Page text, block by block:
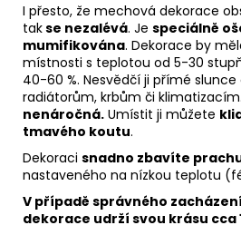
I přesto, že mechová dekorace
takse nezalévá. Je speciálně
mumifikována. Dekorace by
místnosti s teplotou od 5-30
40-60 %. Nesvědčí ji přímé
radiátorům, krbům či
nenáročná. Umístit ji můžete
tmavého koutu.
Dekoraci snadno zbavíte
nastaveného na nízkou teplotu
V případě správného
dekorace udrží svou krásu cca